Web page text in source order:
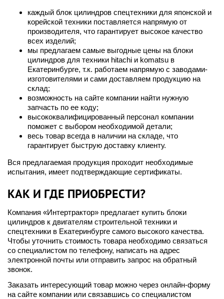
каждый блок цилиндров спецтехники для японской и
корейской техники поставляется напрямую от
производителя, что гарантирует высокое качество
всех изделий;
мы предлагаем самые выгодные цены на блоки
цилиндров для техники hitachi и komatsu в
Екатеринбурге, т.к. работаем напрямую с заводами-
изготовителями и сами доставляем продукцию на
склад;
возможность на сайте компании найти нужную
запчасть по ее коду;
высококвалифицированный персонал компании
поможет с выбором необходимой детали;
весь товар всегда в наличии на складе, что
гарантирует быструю доставку клиенту.
Вся предлагаемая продукция проходит необходимые
испытания, имеет подтверждающие сертификаты.
КАК И ГДЕ ПРИОБРЕСТИ?
Компания «Интертрактор» предлагает купить блоки
цилиндров к двигателям строительной техники и
спецтехники в Екатеринбурге самого высокого качества.
Чтобы уточнить стоимость товара необходимо связаться
со специалистом по телефону, написать на адрес
электронной почты или отправить запрос на обратный
звонок.
Заказать интересующий товар можно через онлайн-форму
на сайте компании или связавшись со специалистом